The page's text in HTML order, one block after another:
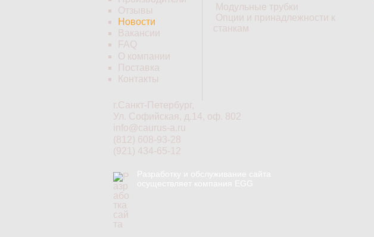
Отзывы
Новости
Вакансии
FAQ
О компании
Поставка
Контакты
Модульные трубки
Опции и принадлежности к
станкам
г.Санкт-Петербург,
Ул. Софийская, д.14, оф. 802
info@caurus-a.ru
(812) 608-93-28
(921) 434-65-12
Разработку и обслуживание сайта
осуществляет компания EGG